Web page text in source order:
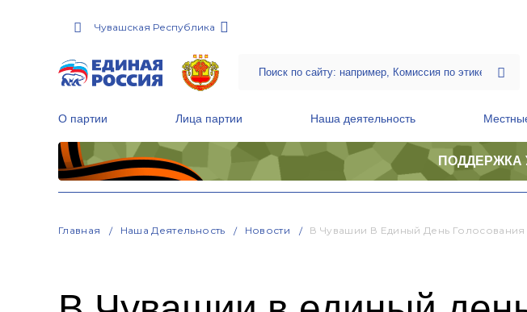
Чувашская Республика
О партии Лица партии Наша деятельность
ПОДДЕРЖКА
Главная Наша Деятельность Новости В Чувашии В Единый День